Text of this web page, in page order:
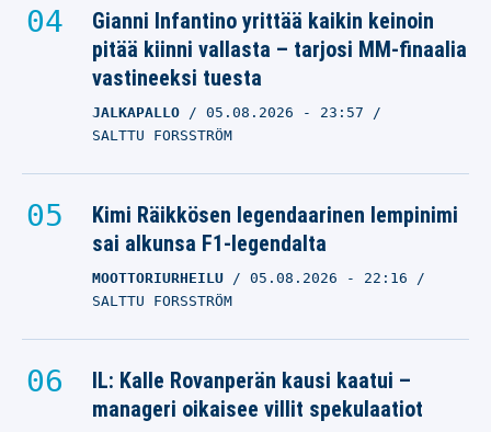
Gianni Infantino yrittää kaikin keinoin
pitää kiinni vallasta – tarjosi MM-finaalia
vastineeksi tuesta
JALKAPALLO 05.08.2026 - 23:57
SALTTU FORSSTRÖM
Kimi Räikkösen legendaarinen lempinimi
sai alkunsa F1-legendalta
MOOTTORIURHEILU 05.08.2026 - 22:16
SALTTU FORSSTRÖM
IL: Kalle Rovanperän kausi kaatui –
manageri oikaisee villit spekulaatiot